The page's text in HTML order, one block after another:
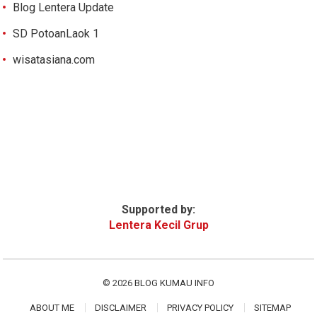
Blog Lentera Update
SD PotoanLaok 1
wisatasiana.com
Supported by:
Lentera Kecil Grup
© 2026 BLOG KUMAU INFO
ABOUT ME DISCLAIMER PRIVACY POLICY SITEMAP